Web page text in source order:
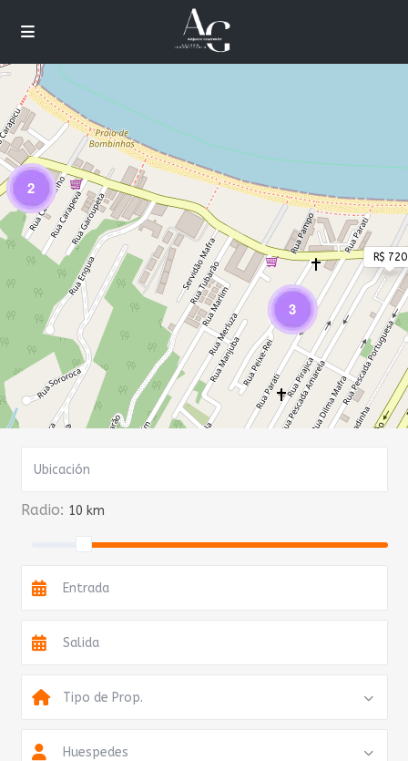
Cargando mapas
R$ 720
3
2
Radio: 10 km
Tipo de Prop.
Huespedes